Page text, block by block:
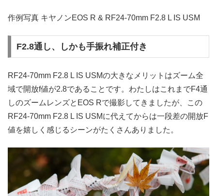
作例写真 キヤノンEOS R & RF24-70mm F2.8 L IS USM
F2.8通し、しかも手振れ補正付き
RF24-70mm F2.8 L IS USMの大きなメリットはズーム全
域で開放f値が2.8であることです。わたしはこれまでF4通
しのズームレンズとEOS Rで撮影してきましたが、この
RF24-70mm F2.8 L IS USMに代えてからは一段差の開放F
値を嬉しく感じるシーンがたくさんありました。